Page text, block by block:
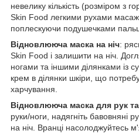
невелику кількість (розміром з
Skin Food легкими рухами
поплескуючи подушечками
Відновлююча маска на ніч:
Skin Food і залишити на ніч.
ногами та іншими ділянками із
крем в ділянки шкіри, що
харчування.
Відновлююча маска для рук та
руки/ноги, надягніть бавовняні
на ніч. Вранці насолоджуйтесь